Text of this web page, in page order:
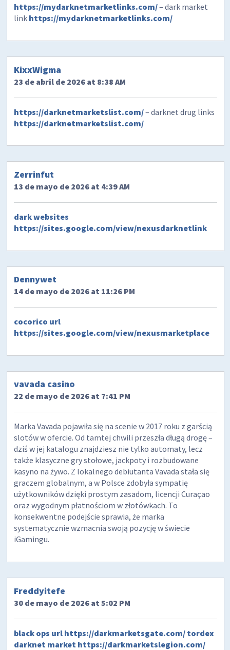
https://mydarknetmarketlinks.com/– dark market
link https://mydarknetmarketlinks.com/
KixxWigma
23 de abril de 2026 at 8:38 AM
https://darknetmarketslist.com/– darknet drug links
https://darknetmarketslist.com/
Zerrinfut
13 de mayo de 2026 at 4:39 AM
dark websites
https://sites.google.com/view/nexusdarknetlink
Dennywet
14 de mayo de 2026 at 11:26 PM
cocorico url
https://sites.google.com/view/nexusmarketplace
vavada casino
22 de mayo de 2026 at 7:41 PM
Marka Vavada pojawiła się na scenie w 2017 roku z garścią
slotów w ofercie. Od tamtej chwili przeszła długą drogę –
dziś w jej katalogu znajdziesz nie tylko automaty, lecz
także klasyczne gry stołowe, jackpoty i rozbudowane
kasyno na żywo. Z lokalnego debiutanta Vavada stała się
graczem globalnym, a w Polsce zdobyła sympatię
użytkowników dzięki prostym zasadom, licencji Curaçao
oraz wygodnym płatnościom w złotówkach. To
konsekwentne podejście sprawia, że marka
systematycznie wzmacnia swoją pozycję w świecie
iGamingu.
Freddyitefe
30 de mayo de 2026 at 5:02 PM
black ops url https://darkmarketsgate.com/ tordex
darknet market https://darkmarketslegion.com/